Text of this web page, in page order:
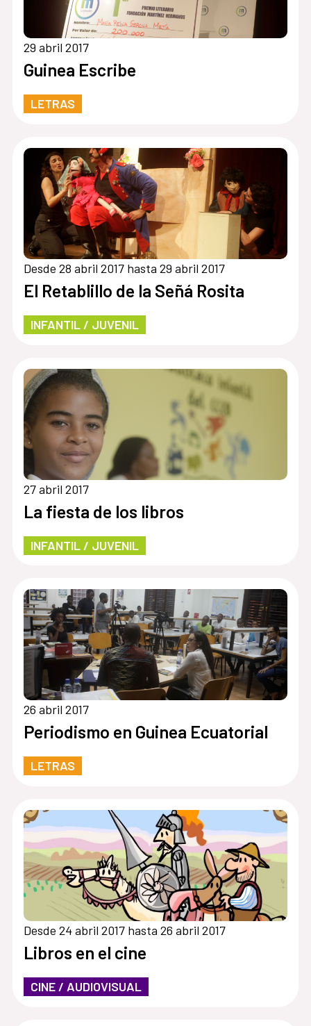
29 abril 2017
Guinea Escribe
LETRAS
Desde 28 abril 2017 hasta 29 abril 2017
El Retablillo de la Señá Rosita
INFANTIL / JUVENIL
27 abril 2017
La fiesta de los libros
INFANTIL / JUVENIL
26 abril 2017
Periodismo en Guinea Ecuatorial
LETRAS
Desde 24 abril 2017 hasta 26 abril 2017
Libros en el cine
CINE / AUDIOVISUAL